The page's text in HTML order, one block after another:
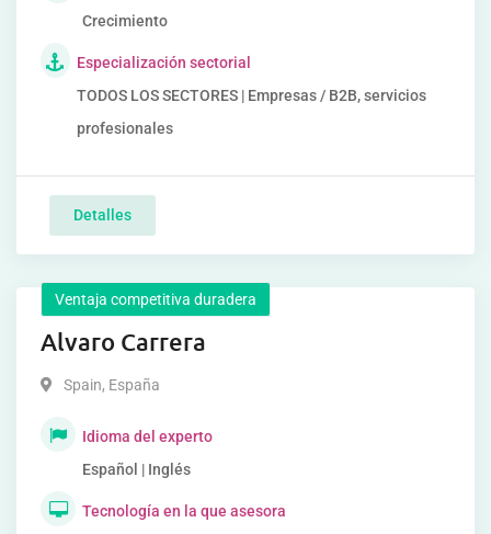
Crecimiento
Especialización sectorial
TODOS LOS SECTORES | Empresas / B2B, servicios
profesionales
Detalles
Ventaja competitiva duradera
Alvaro Carrera
Spain, España
Idioma del experto
Español | Inglés
Tecnología en la que asesora